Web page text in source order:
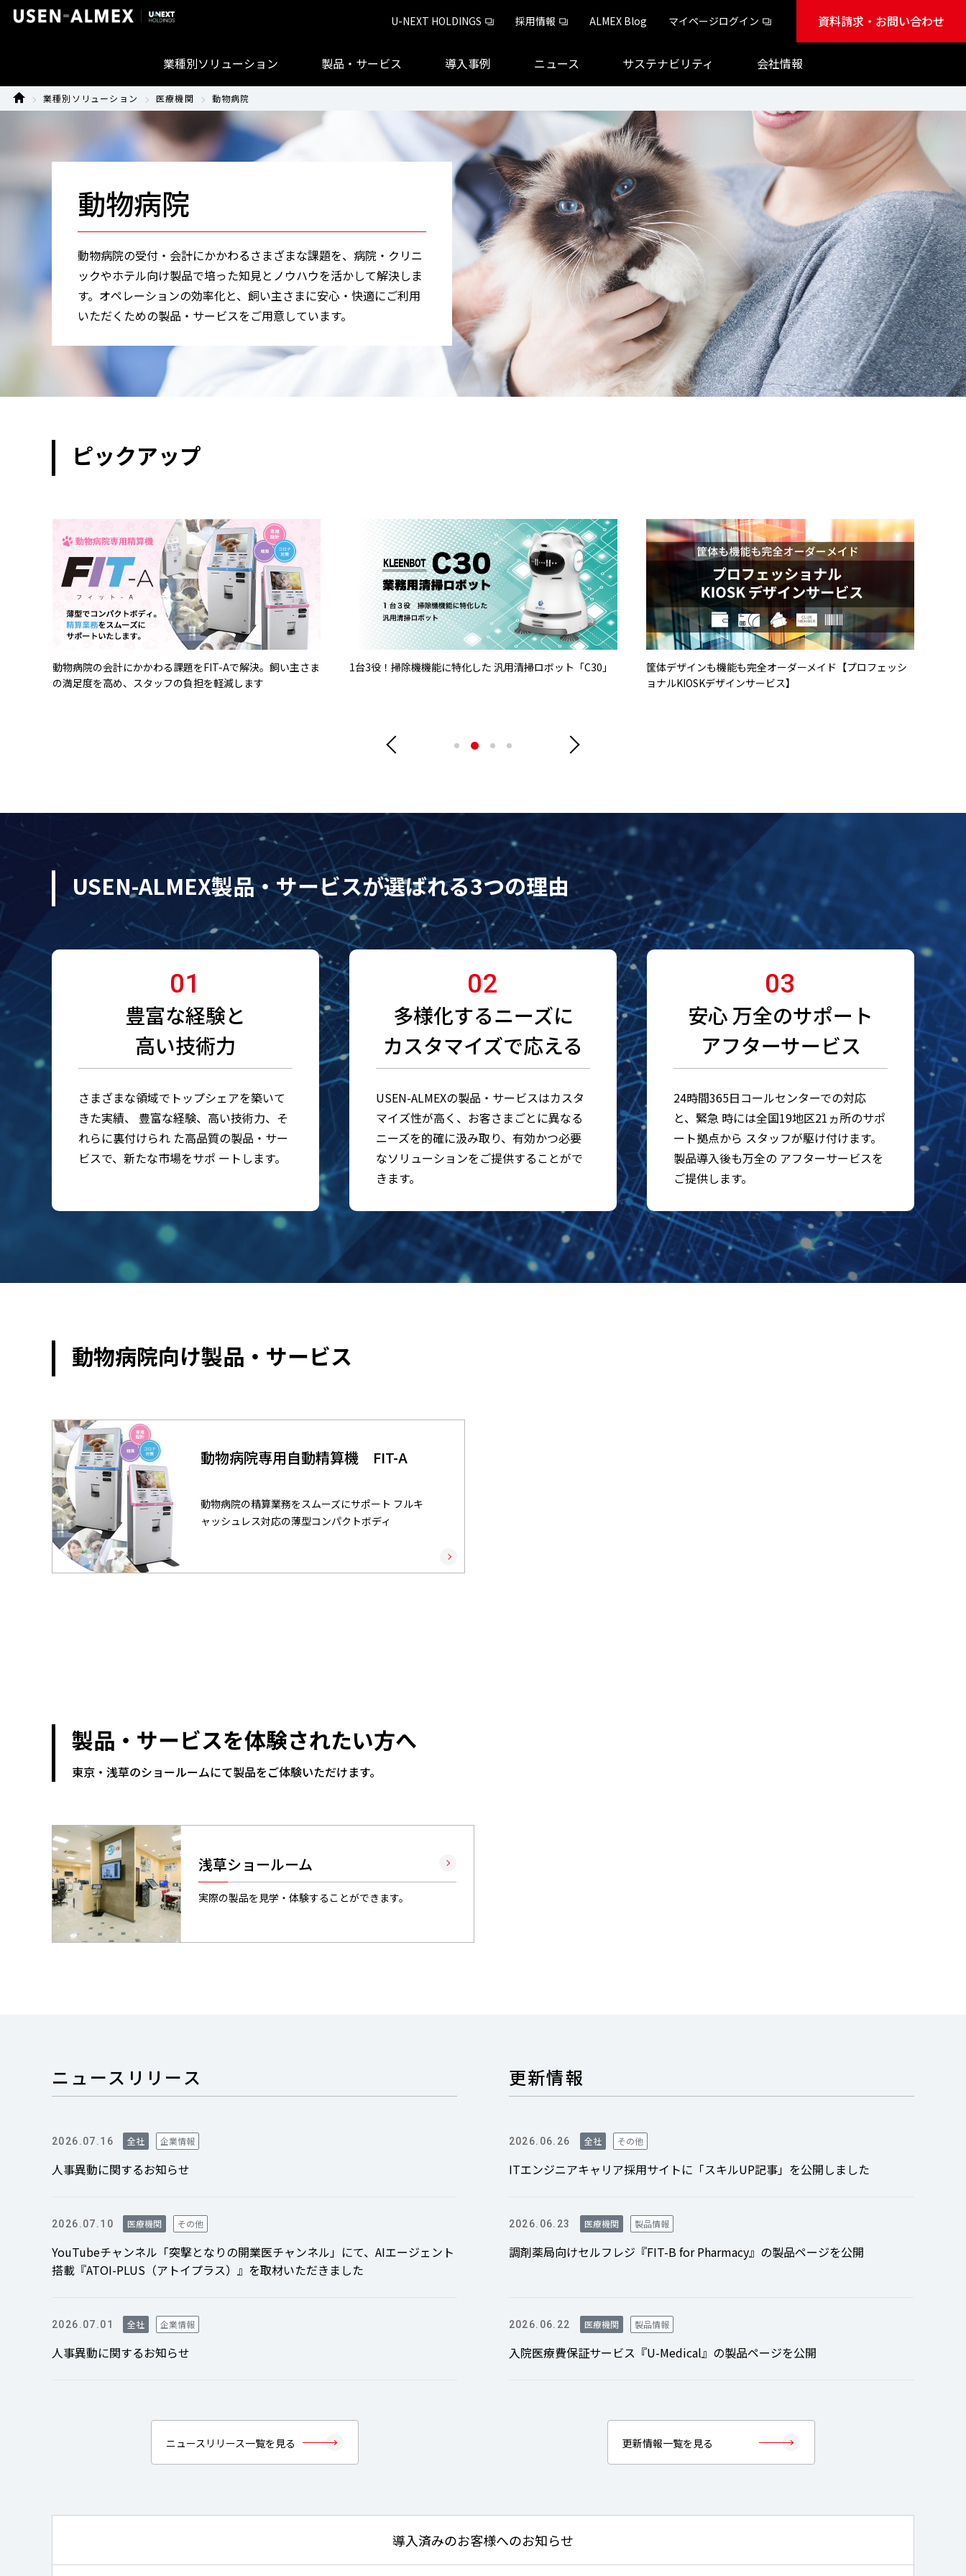
業種別ソリューション 製品・サービス 導入事例 ニュース サステナビリティ 会社情報
U-NEXT HOLDINGS 採用情報 ALMEX Blog マイページログイン 資料請求・お問い合わせ
業種別ソリューション 医療機関 動物病院
動物病院
動物病院の受付・会計にかかわるさまざまな課題を、病院・クリニ
ックやホテル向け製品で培った知見とノウハウを活かして解決しま
す。オペレーションの効率化と、飼い主さまに安心・快適にご利用
いただくための製品・サービスをご用意しています。
ピックアップ
1台3役！掃除機機能に特化した 汎用清掃ロボット「C30」
筐体デザインも機能も完全オーダーメイド【プロフェッシ
手のひら認証サービス『Gen-pa（ジェンパ）』
USEN-ALMEX製品・サービスが選ばれる3つの理由
01
豊富な経験と
高い技術力
さまざまな領域でトップシェアを築いて
きた実績、 豊富な経験、高い技術力、そ
れらに裏付けられ た高品質の製品・サー
ビスで、新たな市場をサポ ートします。
02
多様化するニーズに
カスタマイズで応える
USEN-ALMEXの製品・サービスはカスタ
マイズ性が高く、お客さまごとに異なる
ニーズを的確に汲み取り、有効かつ必要
なソリューションをご提供することがで
きます。
03
安心 万全のサポート
アフターサービス
24時間365日コールセンターでの対応
と、緊急 時には全国19地区21ヵ所のサポ
ート拠点から スタッフが駆け付けます。
製品導入後も万全の アフターサービスを
ご提供します。
動物病院向け製品・サービス
動物病院専用自動精算機 FIT-A
動物病院の精算業務をスムーズにサポート フルキ
ャッシュレス対応の薄型コンパクトボディ
製品・サービスを体験されたい方へ
東京・浅草のショールームにて製品をご体験いただけます。
浅草ショールーム
実際の製品を見学・体験することができます。
ニュースリリース
2026.07.16 全社 企業情報
人事異動に関するお知らせ
2026.07.10 医療機関 その他
YouTubeチャンネル「突撃となりの開業医チャンネル」にて、AIエージェント
搭載『ATOI-PLUS（アトイプラス）』を取材いただきました
2026.07.01 全社 企業情報
人事異動に関するお知らせ
ニュースリリース一覧を見る
更新情報
2026.06.26 全社 その他
ITエンジニアキャリア採用サイトに「スキルUP記事」を公開しました
2026.06.23 医療機関 製品情報
調剤薬局向けセルフレジ『FIT-B for Pharmacy』の製品ページを公開
2026.06.22 医療機関 製品情報
入院医療費保証サービス『U-Medical』の製品ページを公開
更新情報一覧を見る
導入済みのお客様へのお知らせ